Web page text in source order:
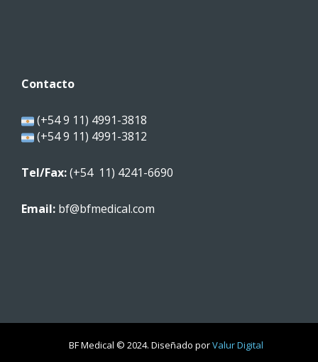
Contacto
(+54 9 11) 4991-3818
(+54 9 11) 4991-3812
Tel/Fax:(+54 11) 4241-6690
Email: bf@bfmedical.com
BF Medical © 2024. Diseñado porValur Digital